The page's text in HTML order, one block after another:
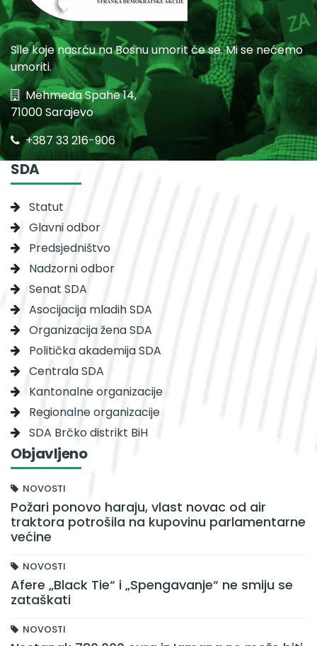
Sile koje nasrću na Bosnu umorit će se. Mi se nećemo
umoriti.
Mehmeda Spahe 14,
71000 Sarajevo
+387 33 216-906
SDA
Statut
Glavni odbor
Predsjedništvo
Nadzorni odbor
Senat SDA
Asocijacija mladih SDA
Organizacija žena SDA
Politička akademija SDA
Centrala SDA
Kantonalne organizacije
Regionalne organizacije
SDA Brčko distrikt BiH
Objavljeno
NOVOSTI
Požari ponovo haraju, vlast novac od air
traktora potrošila na kupovinu parlamentarne
većine
NOVOSTI
Afere „Black Tie“ i „Spengavanje“ ne smiju se
zataškati
NOVOSTI